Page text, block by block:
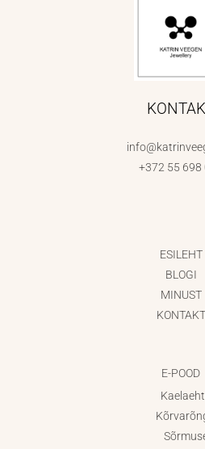
+372 55 698
ESILEHT
BLOGI
MINUST
KONTAKT
E-POOD